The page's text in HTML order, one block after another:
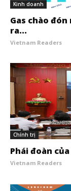
Kinh doanh
Gas chào
ra...
Vietnam Readers
Chính trị
Phái đoàn
Vietnam Readers